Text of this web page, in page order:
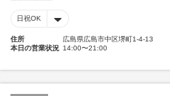
日祝OK
住所
広島県広島市中区堺町1-4-13
本日の営業状況 14:00〜21:00